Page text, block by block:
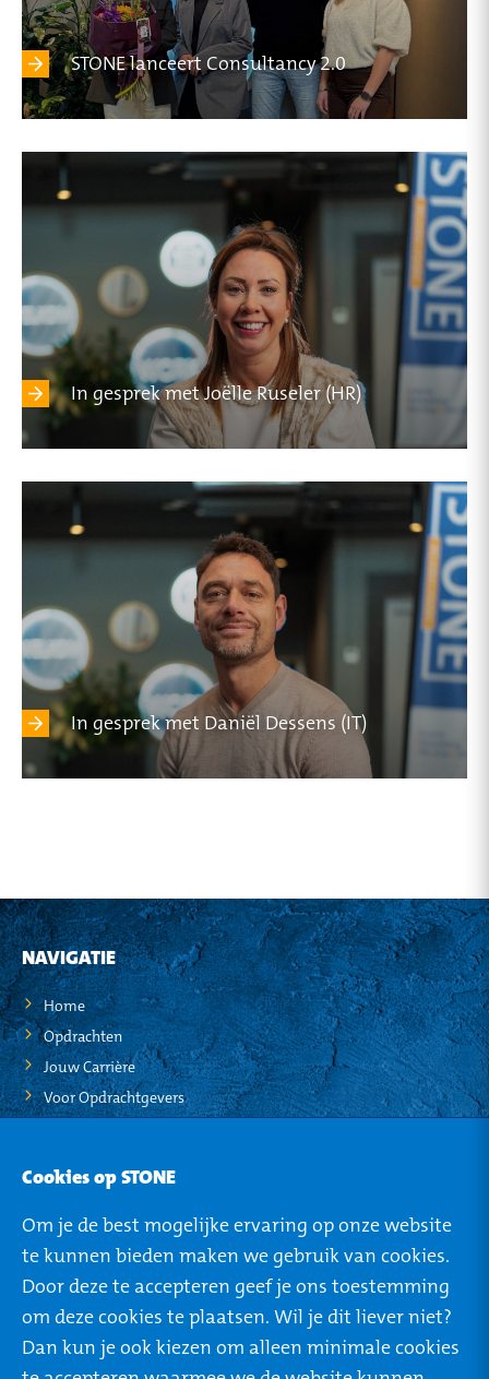
Cookies op STONE
Om je de best mogelijke ervaring op onze website
te kunnen bieden maken we gebruik van cookies.
Door deze te accepteren geef je ons toestemming
om deze cookies te plaatsen. Wil je dit liever niet?
Dan kun je ook kiezen om alleen minimale cookies
STONE lanceert Consultancy 2.0
In gesprek met Joëlle Ruseler (HR)
In gesprek met Daniël Dessens (IT)
NAVIGATIE
Home
Opdrachten
Jouw Carrière
Voor Opdrachtgevers
STO-NEWS
Mijn STONE
Privacy